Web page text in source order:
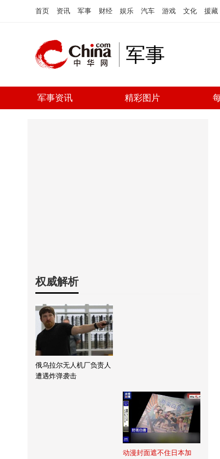
首页 资讯 军事 财经 娱乐 汽车 游戏 文化 援藏
军事
军事资讯 精彩图片
权威解析
俄乌拉尔无人机厂负责人
遭遇炸弹袭击
动漫封面遮不住日本加